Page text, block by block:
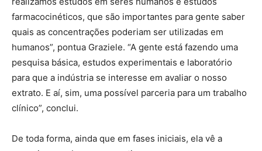
farmacocinéticos, que são importantes para gente saber
quais as concentrações poderiam ser utilizadas em
humanos”, pontua Graziele. “A gente está fazendo uma
pesquisa básica, estudos experimentais e laboratório
para que a indústria se interesse em avaliar o nosso
extrato. E aí, sim, uma possível parceria para um trabalho
clínico”, conclui.
De toda forma, ainda que em fases iniciais, ela vê a